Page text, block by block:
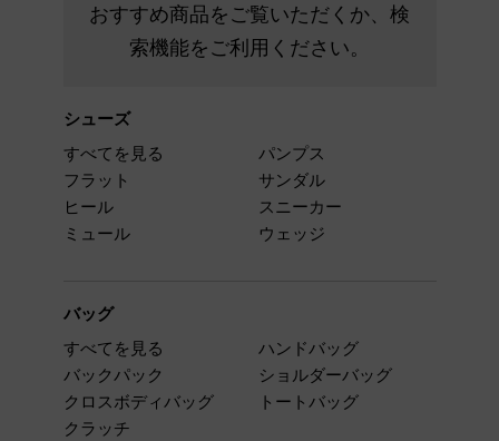
おすすめ商品をご覧いただくか、検
索機能をご利用ください。
シューズ
すべてを見る
フラット
ヒール
ミュール
パンプス
サンダル
スニーカー
ウェッジ
バッグ
すべてを見る
バックパック
クロスボディバッグ
クラッチ
ハンドバッグ
ショルダーバッグ
トートバッグ